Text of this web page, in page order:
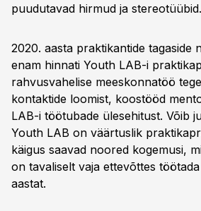
puudutavad hirmud ja stereotüübid.
2020. aasta praktikantide tagaside
enam hinnati Youth LAB-i
rahvusvahelise meeskonnatöö
kontaktide loomist, koostööd
LAB-i töötubade ülesehitust. Võib
Youth LAB on väärtuslik
käigus saavad noored kogemusi,
on tavaliselt vaja ettevõttes
aastat.